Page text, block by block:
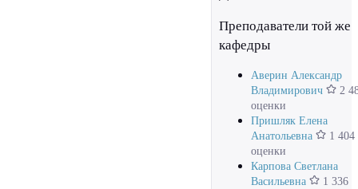
Преподаватели той же
кафедры
Аверин Александр
Владимирович
2
оценки
Пришляк Елена
Анатольевна
1 404
оценки
Карпова Светлана
Васильевна
1 336